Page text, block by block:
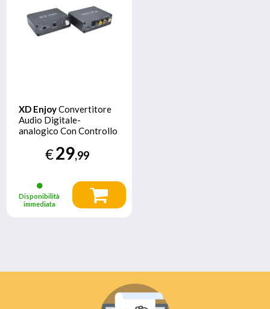
XD EnjoyConvertitore
Audio Digitale-
analogico Con Controllo
€29,99
Disponibilità
immediata